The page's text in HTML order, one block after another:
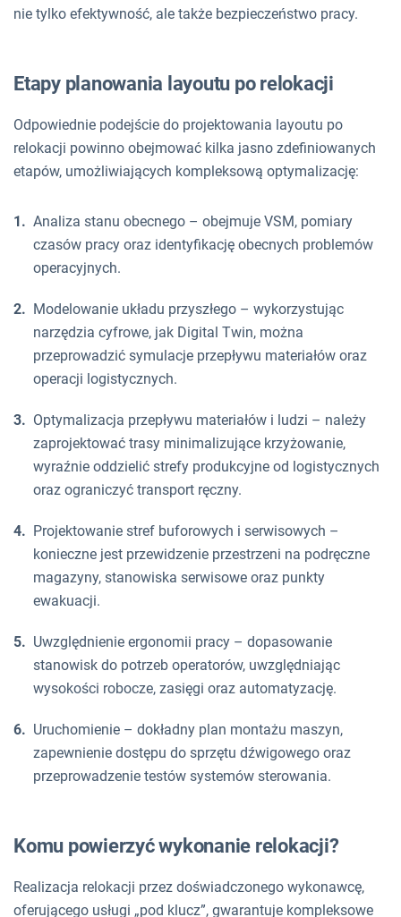
nie tylko efektywność, ale także bezpieczeństwo pracy.
Etapy planowania layoutu po relokacji
Odpowiednie podejście do projektowania layoutu po
relokacji powinno obejmować kilka jasno zdefiniowanych
etapów, umożliwiających kompleksową optymalizację:
Analiza stanu obecnego – obejmuje VSM, pomiary
czasów pracy oraz identyfikację obecnych problemów
operacyjnych.
Modelowanie układu przyszłego – wykorzystując
narzędzia cyfrowe, jak Digital Twin, można
przeprowadzić symulacje przepływu materiałów oraz
operacji logistycznych.
Optymalizacja przepływu materiałów i ludzi – należy
zaprojektować trasy minimalizujące krzyżowanie,
wyraźnie oddzielić strefy produkcyjne od logistycznych
oraz ograniczyć transport ręczny.
Projektowanie stref buforowych i serwisowych –
konieczne jest przewidzenie przestrzeni na podręczne
magazyny, stanowiska serwisowe oraz punkty
ewakuacji.
Uwzględnienie ergonomii pracy – dopasowanie
stanowisk do potrzeb operatorów, uwzględniając
wysokości robocze, zasięgi oraz automatyzację.
Uruchomienie – dokładny plan montażu maszyn,
zapewnienie dostępu do sprzętu dźwigowego oraz
przeprowadzenie testów systemów sterowania.
Komu powierzyć wykonanie relokacji?
Realizacja relokacji przez doświadczonego wykonawcę,
oferującego usługi „pod klucz”, gwarantuje kompleksowe